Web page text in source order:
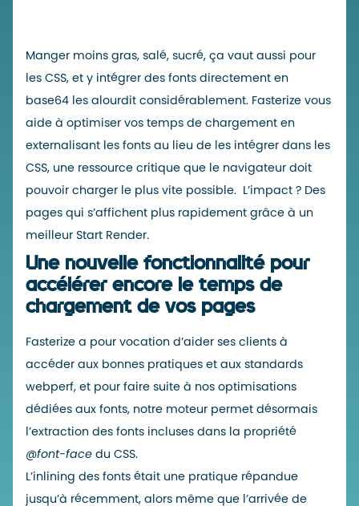
Manger moins gras, salé, sucré, ça vaut aussi pour
les CSS, et y intégrer des fonts directement en
base64 les alourdit considérablement. Fasterize vous
aide à optimiser vos temps de chargement en
externalisant les fonts au lieu de les intégrer dans les
CSS, une ressource critique que le navigateur doit
pouvoir charger le plus vite possible. L’impact ? Des
pages qui s’affichent plus rapidement grâce à un
meilleur Start Render.
Une nouvelle fonctionnalité pour
accélérer encore le temps de
chargement de vos pages
Fasterize a pour vocation d’aider ses clients à
accéder aux bonnes pratiques et aux standards
webperf, et pour faire suite à nos optimisations
dédiées aux fonts, notre moteur permet désormais
l’extraction des fonts incluses dans la propriété
@font-face du CSS.
L’inlining des fonts était une pratique répandue
jusqu’à récemment, alors même que l’arrivée de